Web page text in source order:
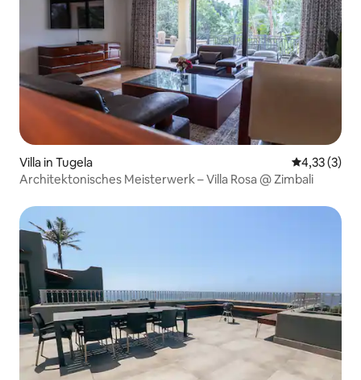
Villa in Tugela
4,33 (3)
Architektonisches Meisterwerk – Villa Rosa @ Zimbali